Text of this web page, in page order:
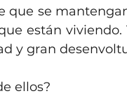
que se
están viviendo.
y gran
ellos?